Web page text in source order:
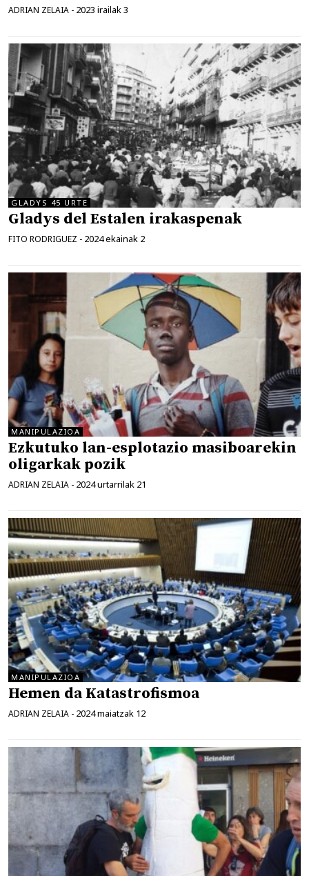
ADRIAN ZELAIA - 2023 irailak 3
GLADYS 45 URTE
Gladys del Estalen irakaspenak
FITO RODRIGUEZ - 2024 ekainak 2
MANIPULAZIOA
Ezkutuko lan-esplotazio masiboarekin
oligarkak pozik
ADRIAN ZELAIA - 2024 urtarrilak 21
MANIPULAZIOA
Hemen da Katastrofismoa
ADRIAN ZELAIA - 2024 maiatzak 12